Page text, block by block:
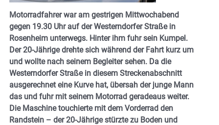
Motorradfahrer war am gestrigen Mittwochabend
gegen 19.30 Uhr auf der Westerndorfer Straße in
Rosenheim unterwegs. Hinter ihm fuhr sein Kumpel.
Der 20-Jährige drehte sich während der Fahrt kurz um
und wollte nach seinem Begleiter sehen. Da die
Westerndorfer Straße in diesem Streckenabschnitt
ausgerechnet eine Kurve hat, übersah der junge Mann
das und fuhr mit seinem Motorrad geradeaus weiter.
Die Maschine touchierte mit dem Vorderrad den
Randstein – der 20-Jährige stürzte zu Boden und